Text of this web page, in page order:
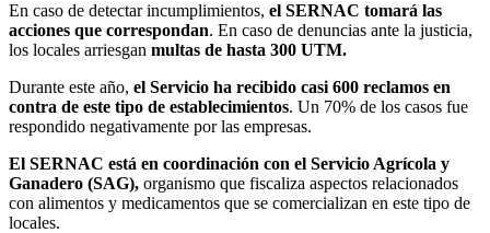
En caso de detectar incumplimientos, el SERNAC tomará las
acciones que correspondan. En caso de denuncias ante la justicia,
los locales arriesgan multas de hasta 300 UTM.
Durante este año, el Servicio ha recibido casi 600 reclamos en
contra de este tipo de establecimientos. Un 70% de los casos fue
respondido negativamente por las empresas.
El SERNAC está en coordinación con el Servicio Agrícola y
Ganadero (SAG), organismo que fiscaliza aspectos relacionados
con alimentos y medicamentos que se comercializan en este tipo de
locales.